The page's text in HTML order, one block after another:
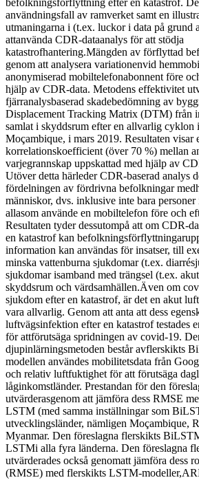
användningsfall av ramverket samt en
utmaningarna i (t.ex. luckor i data på grund
attanvända CDR-dataanalys för att stödja
katastrofhantering.Mängden av förflyttad
genom att analysera variationenvid
anonymiserad mobiltelefonabonnent före
hjälp av CDR-data. Metodens effektivitet
fjärranalysbaserad skadebedömning av
Displacement Tracking Matrix (DTM) från
samlat i skyddsrum efter en allvarlig cyklon
Moçambique, i mars 2019. Resultaten visar
korrelationskoefficient (över 70 %) mellan
varjegrannskap uppskattad med hjälp av
Utöver detta härleder CDR-baserad analys
fördelningen av fördrivna befolkningar
människor, dvs. inklusive inte bara
allasom använde en mobiltelefon före och
Resultaten tyder dessutompå att om CDR-
en katastrof kan
information kan användas för insatser, till
minska vattenburna sjukdomar (t.ex.
sjukdomar isamband med trängsel (t.ex.
skyddsrum och värdsamhällen.Även om
sjukdom efter en katastrof, är det en akut
vara allvarlig. Genom att anta att dess
luftvägsinfektion efter en katastrof testades
för attförutsäga spridningen av covid-19.
djupinlärningsmetoden består avflerskikts
modellen användes mobilitetsdata från
och relativ luftfuktighet för att förutsäga
låginkomstländer. Prestandan för den
utvärderasgenom att jämföra dess RMSE
LSTM (med samma inställningar som
utvecklingsländer, nämligen Moçambique,
Myanmar. Den föreslagna flerskikts
LSTMi alla fyra länderna. Den föreslagna
utvärderades också genomatt jämföra dess
(RMSE) med flerskikts LSTM-